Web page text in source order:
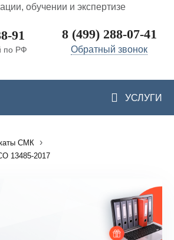
обучении и экспертизе
91
по РФ
8 (499) 288-07-41
Обратный звонок
УСЛУГИ
СМК ›
13485-2017